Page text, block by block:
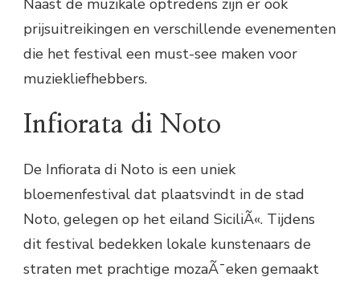
Naast de muzikale optredens zijn er ook
prijsuitreikingen en verschillende evenementen
die het festival een must-see maken voor
muziekliefhebbers.
Infiorata di Noto
De Infiorata di Noto is een uniek
bloemenfestival dat plaatsvindt in de stad
Noto, gelegen op het eiland SiciliÃ«. Tijdens
dit festival bedekken lokale kunstenaars de
straten met prachtige mozaÃ¯eken gemaakt